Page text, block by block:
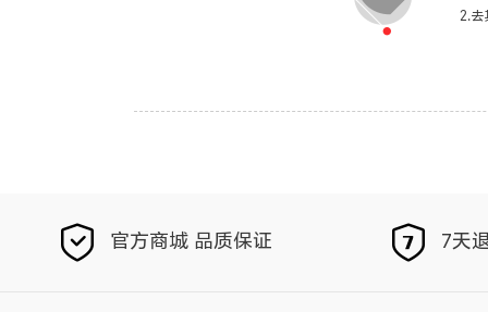
2.去
官方商城 品质保证 7天